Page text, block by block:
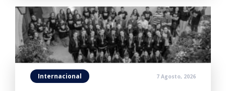
Internacional 7 Agosto, 2026